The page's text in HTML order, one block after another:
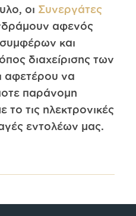
οι Συνεργάτες
αφενός
και
διαχείρισης των
αφετέρου να
παράνομη
το τις ηλεκτρονικές
εντολέων μας.